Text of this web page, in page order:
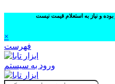
و نیاز به استعلام قیمت نیست
×
فهرست
ورود به سیستم